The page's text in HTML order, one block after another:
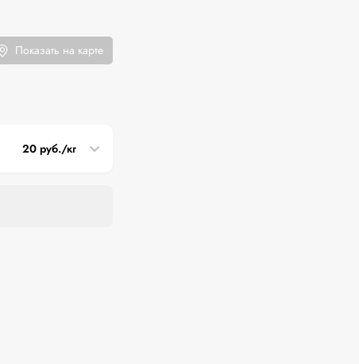
Показать на карте
20 руб./кг